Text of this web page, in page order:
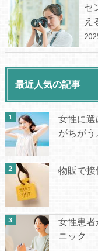
セ
え
最近人気の記事
女性に選
がちがう
物販で接
女性患者
ニック